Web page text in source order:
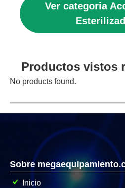
Ver categoria
Productos vistos
No products found.
Sobre
Inicio